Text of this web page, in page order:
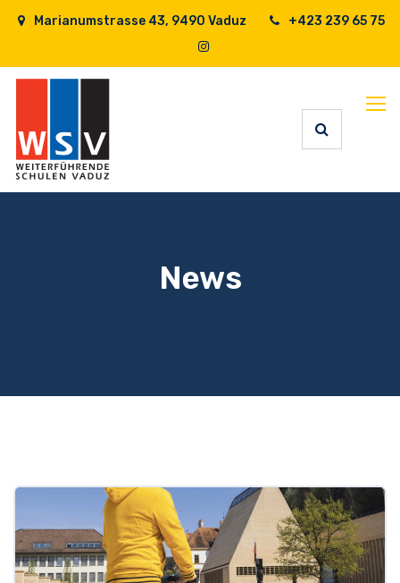
Marianumstrasse 43, 9490 Vaduz +423 239 65 75
News